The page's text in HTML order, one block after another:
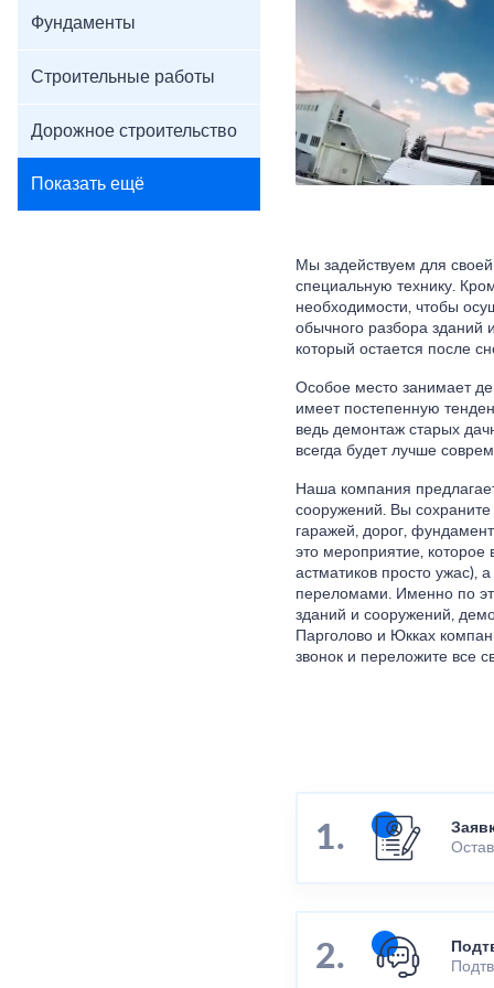
Фундаменты
Строительные работы
Дорожное строительство
Показать ещё
Мы задействуем для
специальную технику.
необходимости, чтобы
обычного разбора зданий
который остается после
Особое место занимает
имеет постепенную
ведь демонтаж старых
всегда будет лучше
Наша компания
сооружений. Вы
гаражей, дорог,
это мероприятие, которое
астматиков просто ужас),
переломами. Именно по
зданий и сооружений,
Парголово и Юкках
звонок и переложите все